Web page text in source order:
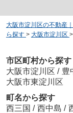
大阪市淀川区の不動産
ら探す > 大阪市淀川区 >
市区町村から探す
大阪市淀川区 / 豊
大阪市東淀川区
町名から探す
西三国 / 西中島 /